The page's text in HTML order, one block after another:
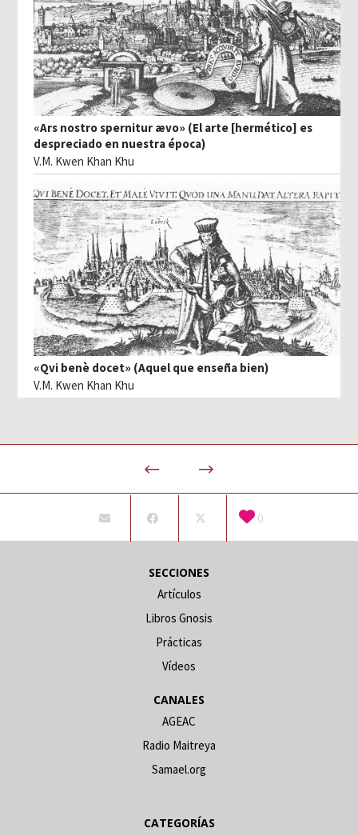
«Ars nostro spernitur ævo» (El arte [hermético] es
despreciado en nuestra época)
V.M. Kwen Khan Khu
«Qvi benè docet» (Aquel que enseña bien)
V.M. Kwen Khan Khu
0
SECCIONES
Artículos
Libros Gnosis
Prácticas
Vídeos
CANALES
AGEAC
Radio Maitreya
Samael.org
CATEGORÍAS